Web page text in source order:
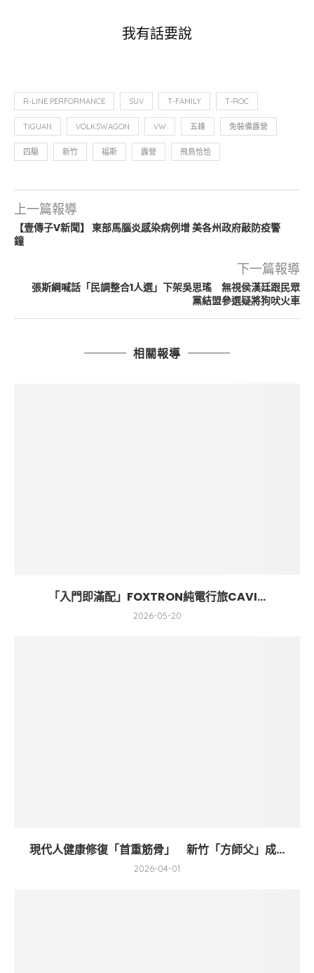
我有話要說
R-LINE PERFORMANCE SUV T-FAMILY T-ROC
TIGUAN VOLKSWAGON VW 五峰 免裝備露營
四驅 新竹 福斯 露營 飛鳥恰恰
上一篇報導
【壹傳子V新聞】 東部馬腦炎感染病例增 美各州政府敲防疫警
鐘
下一篇報導
張斯綱喊話「民調整合1人選」下架吳思瑤 無視侯漢廷跟民眾
黨結盟參選疑將狗吠火車
相關報導
「入門即滿配」FOXTRON純電行旅CAVI...
2026-05-20
現代人健康修復「首重筋骨」 新竹「方師父」成...
2026-04-01